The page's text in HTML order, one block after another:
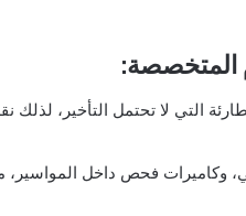
المتخصصة:
التي لا تحتمل التأخير، لذلك
وكاميرات فحص داخل المواسير،